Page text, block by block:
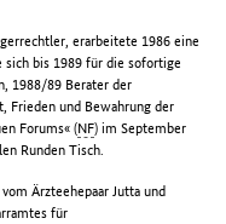
erarbeitete 1986 eine
sich bis 1989 für die sofortige
1988/89 Berater der
Frieden und Bewahrung der
Forums« (NF) im September
Runden Tisch.
Ärzteehepaar Jutta und
für